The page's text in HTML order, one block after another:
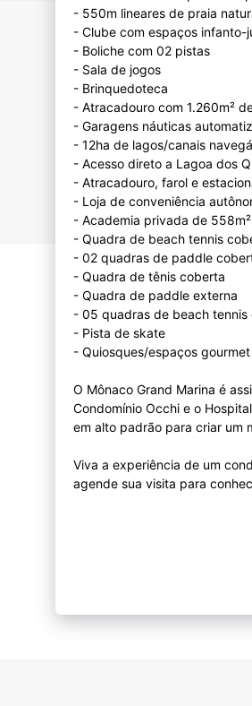
- 550m lineares de praia
- Clube com espaços infanto-
- Boliche com 02 pistas
- Sala de jogos
- Brinquedoteca
- Atracadouro com 1.260m²
- Garagens náuticas
- 12ha de lagos/canais
- Acesso direto a Lagoa dos
- Atracadouro, farol e
- Loja de conveniência
- Academia privada de 558m²
- Quadra de beach tennis
- 02 quadras de paddle
- Quadra de tênis coberta
- Quadra de paddle externa
- 05 quadras de beach
- Pista de skate
- Quiosques/espaços gourmet
O Mônaco Grand Marina é
Condomínio Occhi e o
em alto padrão para criar um
Viva a experiência de um